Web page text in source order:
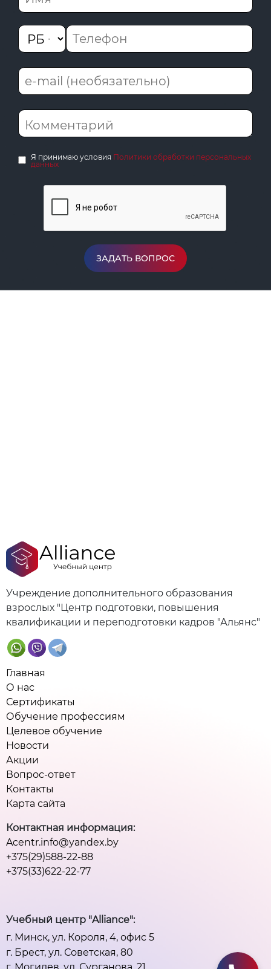
Я принимаю условия Политики обработки персональных
данных
ЗАДАТЬ ВОПРОС
Учреждение дополнительного образования
взрослых "Центр подготовки, повышения
квалификации и переподготовки кадров "Альянс"
Главная
О нас
Сертификаты
Обучение профессиям
Целевое обучение
Новости
Акции
Вопрос-ответ
Контакты
Карта сайта
Контактная информация:
Acentr.info@yandex.by
+375(29)588-22-88
+375(33)622-22-77
Учебный центр "Alliance":
г. Минск, ул. Короля, 4, офис 5
г. Брест, ул. Советская, 80